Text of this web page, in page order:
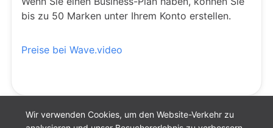
Wir verwenden Cookies, um den Website-Verkehr zu
bis zu 50 Marken unter Ihrem Konto erstellen.
Preise bei Wave.video